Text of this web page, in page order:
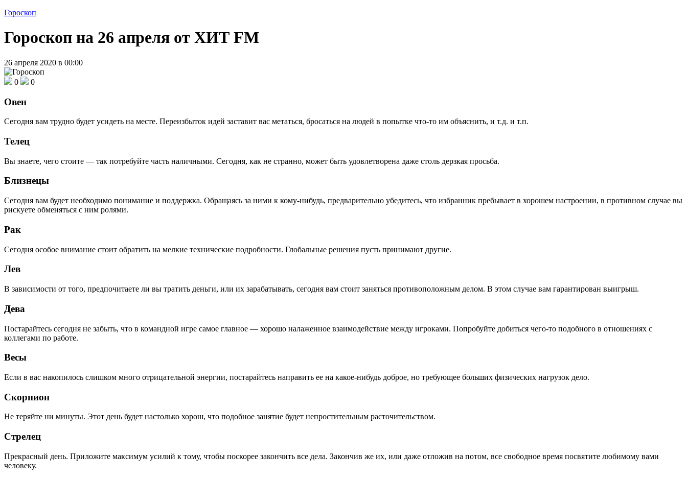
Гороскоп
Гороскоп на 26 апреля от ХИТ FM
26 апреля 2020 в 00:00
0 0
Овен
Сегодня вам трудно будет усидеть на месте. Переизбыток идей заставит вас метаться, бросаться на людей в попытке что-то им объяснить, и т.д. и т.п.
Телец
Вы знаете, чего стоите — так потребуйте часть наличными. Сегодня, как не странно, может быть удовлетворена даже столь дерзкая просьба.
Близнецы
Сегодня вам будет необходимо понимание и поддержка. Обращаясь за ними к кому-нибудь, предварительно убедитесь, что избранник пребывает в хорошем настроении, в противном случае вы
рискуете обменяться с ним ролями.
Рак
Сегодня особое внимание стоит обратить на мелкие технические подробности. Глобальные решения пусть принимают другие.
Лев
В зависимости от того, предпочитаете ли вы тратить деньги, или их зарабатывать, сегодня вам стоит заняться противоположным делом. В этом случае вам гарантирован выигрыш.
Дева
Постарайтесь сегодня не забыть, что в командной игре самое главное — хорошо налаженное взаимодействие между игроками. Попробуйте добиться чего-то подобного в отношениях с
коллегами по работе.
Весы
Если в вас накопилось слишком много отрицательной энергии, постарайтесь направить ее на какое-нибудь доброе, но требующее больших физических нагрузок дело.
Скорпион
Не теряйте ни минуты. Этот день будет настолько хорош, что подобное занятие будет непростительным расточительством.
Стрелец
Прекрасный день. Приложите максимум усилий к тому, чтобы поскорее закончить все дела. Закончив же их, или даже отложив на потом, все свободное время посвятите любимому вами
человеку.